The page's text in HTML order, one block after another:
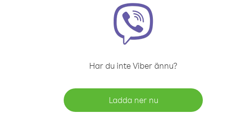
Har du inte Viber ännu?
Ladda ner nu